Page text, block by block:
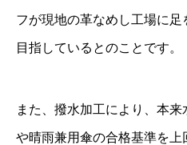
フが現地の革なめし工場に
目指しているとのことです。
また、撥水加工により、本
や晴雨兼用傘の合格基準を